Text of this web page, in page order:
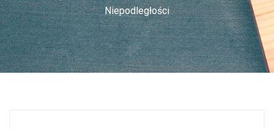
Niepodległości